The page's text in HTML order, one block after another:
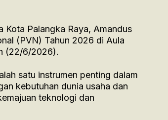
Kota Palangka Raya, Amandus
(PVN) Tahun 2026 di Aula
(22/6/2026).
satu instrumen penting dalam
kebutuhan dunia usaha dan
teknologi dan